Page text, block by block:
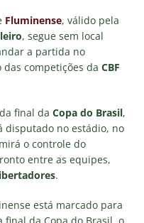
Fluminense, válido pela
, segue sem local
a partida no
competições da CBF
final da Copa do Brasil,
disputado no estádio, no
o controle do
entre as equipes,
.
está marcado para